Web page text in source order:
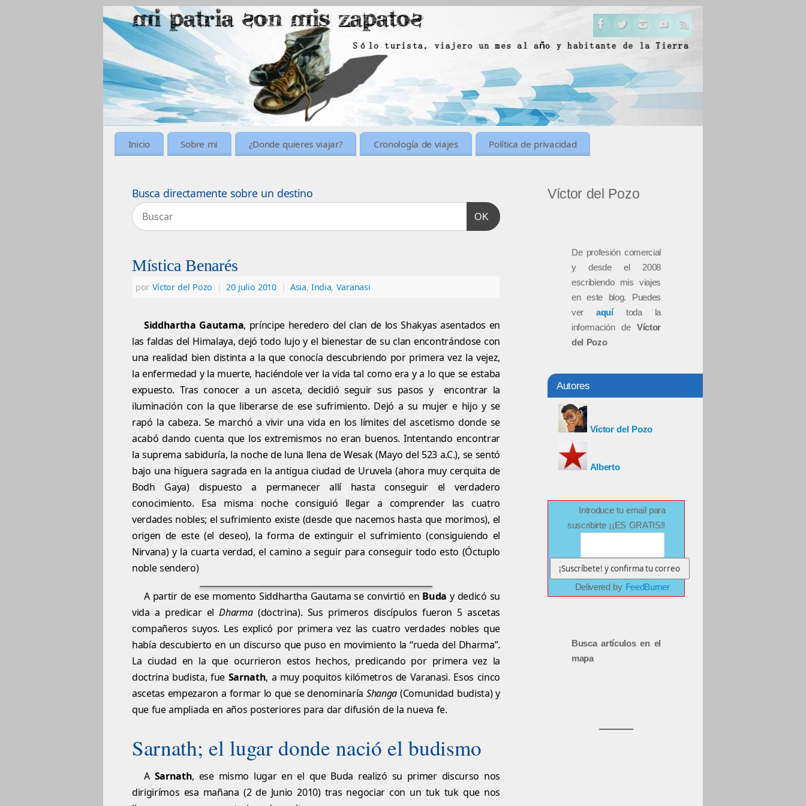
Inicio Sobre mi ¿Donde quieres viajar? Cronología de viajes Política de privacidad
Busca directamente sobre un destino
OK
Mística Benarés
por Víctor del Pozo 20 julio 2010 Asia,India, Varanasi
Siddhartha Gautama, príncipe heredero del clan de los Shakyas asentados en
las faldas del Himalaya, dejó todo lujo y el bienestar de su clan encontrándose con
una realidad bien distinta a la que conocía descubriendo por primera vez la vejez,
la enfermedad y la muerte, haciéndole ver la vida tal como era y a lo que se estaba
expuesto. Tras conocer a un asceta, decidió seguir sus pasos y encontrar la
iluminación con la que liberarse de ese sufrimiento. Dejó a su mujer e hijo y se
rapó la cabeza. Se marchó a vivir una vida en los límites del ascetismo donde se
acabó dando cuenta que los extremismos no eran buenos. Intentando encontrar
la suprema sabiduría, la noche de luna llena de Wesak (Mayo del 523 a.C.), se sentó
bajo una higuera sagrada en la antigua ciudad de Uruvela (ahora muy cerquita de
Bodh Gaya) dispuesto a permanecer allí hasta conseguir el verdadero
conocimiento. Esa misma noche consiguió llegar a comprender las cuatro
verdades nobles; el sufrimiento existe (desde que nacemos hasta que morimos), el
origen de este (el deseo), la forma de extinguir el sufrimiento (consiguiendo el
Nirvana) y la cuarta verdad, el camino a seguir para conseguir todo esto (Óctuplo
noble sendero)
A partir de ese momento Siddhartha Gautama se convirtió en Buda y dedicó su
vida a predicar elDharma(doctrina). Sus primeros discípulos fueron 5 ascetas
compañeros suyos. Les explicó por primera vez las cuatro verdades nobles que
había descubierto en un discurso que puso en movimiento la “rueda del Dharma”.
La ciudad en la que ocurrieron estos hechos, predicando por primera vez la
doctrina budista, fue Sarnath, a muy poquitos kilómetros de Varanasi. Esos cinco
ascetas empezaron a formar lo que se denominaría Shanga (Comunidad budista) y
que fue ampliada en años posteriores para dar difusión de la nueva fe.
Sarnath; el lugar donde nació el budismo
A Sarnath, ese mismo lugar en el que Buda realizó su primer discurso nos
dirigirímos esa mañana (2 de Junio 2010) tras negociar con un tuk tuk que nos
Víctor del Pozo
De profesión comercial
y desde el 2008
escribiendo mis viajes
en este blog. Puedes
veraquítoda la
información de Víctor
del Pozo
Autores
Víctor del Pozo
Alberto
Introduce tu email para
suscribirte ¡¡ES GRATIS!!
Delivered by FeedBurner
Busca artículos en el
mapa